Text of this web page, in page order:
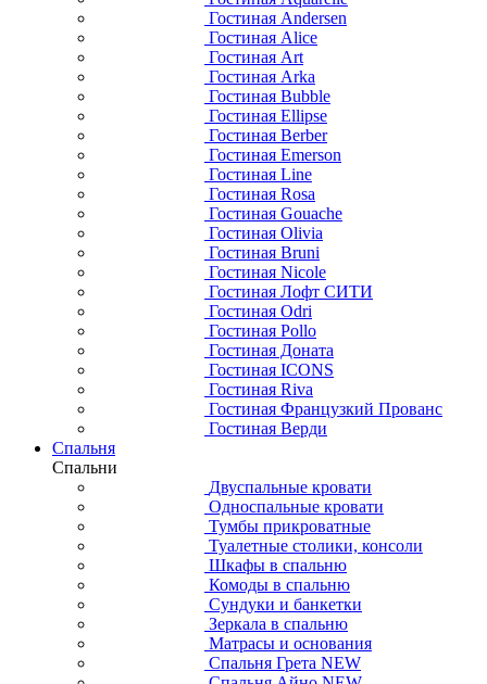
Гостиная Andersen
Гостиная Alice
Гостиная Art
Гостиная Arka
Гостиная Bubble
Гостиная Ellipse
Гостиная Berber
Гостиная Emerson
Гостиная Line
Гостиная Rosa
Гостиная Gouache
Гостиная Olivia
Гостиная Bruni
Гостиная Nicole
Гостиная Лофт СИТИ
Гостиная Odri
Гостиная Pollo
Гостиная Доната
Гостиная ICONS
Гостиная Riva
Гостиная Французкий Прованс
Гостиная Верди
Спальня
Спальни
Двуспальные кровати
Односпальные кровати
Тумбы прикроватные
Туалетные столики, консоли
Шкафы в спальню
Комоды в спальню
Сундуки и банкетки
Зеркала в спальню
Матрасы и основания
Спальня Грета NEW